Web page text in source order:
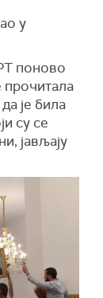
у
поново
прочитала
је била
су се
јављају